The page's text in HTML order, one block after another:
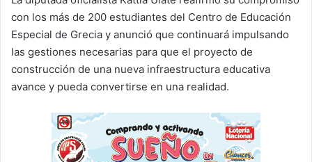
con los más de 200 estudiantes del Centro de Educación
Especial de Grecia y anunció que continuará impulsando
las gestiones necesarias para que el proyecto de
construcción de una nueva infraestructura educativa
avance y pueda convertirse en una realidad.